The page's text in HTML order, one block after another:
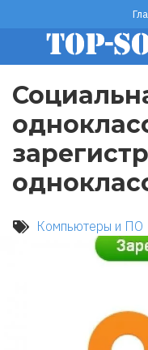
основному
содержанию
footer
menu
Компьютеры и ПО